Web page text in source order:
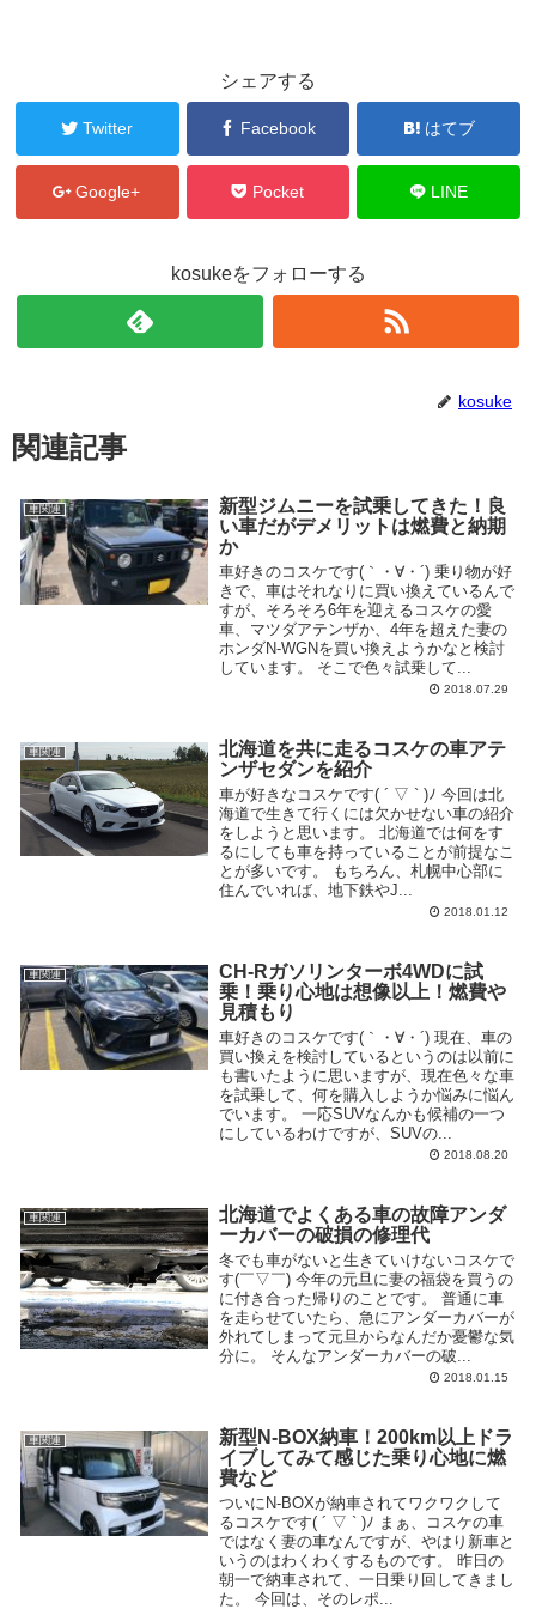
シェアする
Twitter Facebook はてブ
Google+ Pocket LINE
kosukeをフォローする
kosuke
関連記事
車関連
新型ジムニーを試乗してきた！良
い車だがデメリットは燃費と納期
か
車好きのコスケです(｀・∀・´) 乗り物が好
きで、車はそれなりに買い換えているんで
すが、そろそろ6年を迎えるコスケの愛
車、マツダアテンザか、4年を超えた妻の
ホンダN-WGNを買い換えようかなと検討
しています。 そこで色々試乗して...
2018.07.29
車関連
北海道を共に走るコスケの車アテ
ンザセダンを紹介
車が好きなコスケです( ´ ▽ ` )ﾉ 今回は北
海道で生きて行くには欠かせない車の紹介
をしようと思います。 北海道では何をす
るにしても車を持っていることが前提なこ
とが多いです。 もちろん、札幌中心部に
住んでいれば、地下鉄やJ...
2018.01.12
車関連
CH-Rガソリンターボ4WDに試
乗！乗り心地は想像以上！燃費や
見積もり
車好きのコスケです(｀・∀・´) 現在、車の
買い換えを検討しているというのは以前に
も書いたように思いますが、現在色々な車
を試乗して、何を購入しようか悩みに悩ん
でいます。 一応SUVなんかも候補の一つ
にしているわけですが、SUVの...
2018.08.20
車関連
北海道でよくある車の故障アンダ
ーカバーの破損の修理代
冬でも車がないと生きていけないコスケで
す(￣▽￣) 今年の元旦に妻の福袋を買うの
に付き合った帰りのことです。 普通に車
を走らせていたら、急にアンダーカバーが
外れてしまって元旦からなんだか憂鬱な気
分に。 そんなアンダーカバーの破...
2018.01.15
車関連
新型N-BOX納車！200km以上ドラ
イブしてみて感じた乗り心地に燃
費など
ついにN-BOXが納車されてワクワクして
るコスケです( ´ ▽ ` )ﾉ まぁ、コスケの車
ではなく妻の車なんですが、やはり新車と
いうのはわくわくするものです。 昨日の
朝一で納車されて、一日乗り回してきまし
た。 今回は、そのレポ...